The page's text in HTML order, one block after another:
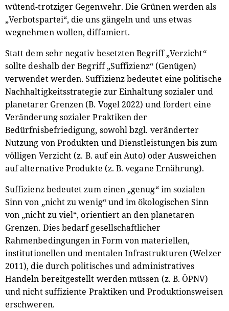
wütend-trotziger Gegenwehr. Die Grünen werden als
„Verbotspartei“, die uns gängeln und uns etwas
wegnehmen wollen, diffamiert.
Statt dem sehr negativ besetzten Begriff „Verzicht“
sollte deshalb der Begriff „Suffizienz“ (Genügen)
verwendet werden. Suffizienz bedeutet eine politische
Nachhaltigkeitsstrategie zur Einhaltung sozialer und
planetarer Grenzen (B. Vogel 2022) und fordert eine
Veränderung sozialer Praktiken der
Bedürfnisbefriedigung, sowohl bzgl. veränderter
Nutzung von Produkten und Dienstleistungen bis zum
völligen Verzicht (z. B. auf ein Auto) oder Ausweichen
auf alternative Produkte (z. B. vegane Ernährung).
Suffizienz bedeutet zum einen „genug“ im sozialen
Sinn von „nicht zu wenig“ und im ökologischen Sinn
von „nicht zu viel“, orientiert an den planetaren
Grenzen. Dies bedarf gesellschaftlicher
Rahmenbedingungen in Form von materiellen,
institutionellen und mentalen Infrastrukturen (Welzer
2011), die durch politisches und administratives
Handeln bereitgestellt werden müssen (z. B. ÖPNV)
und nicht suffiziente Praktiken und Produktionsweisen
erschweren.